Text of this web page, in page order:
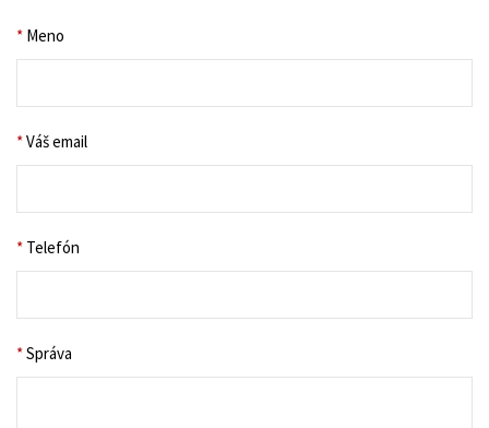
* Meno
*Váš email
* Telefón
*Správa